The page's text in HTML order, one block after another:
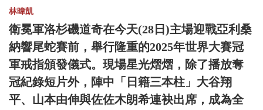
林暐凱
衛冕軍洛杉磯道奇在今天(28日)主場迎戰亞利桑
納響尾蛇賽前，舉行隆重的2025年世界大賽冠
軍戒指頒發儀式。現場星光熠熠，除了播放奪
冠紀錄短片外，陣中「日籍三本柱」大谷翔
平、山本由伸與佐佐木朗希連袂出席，成為全